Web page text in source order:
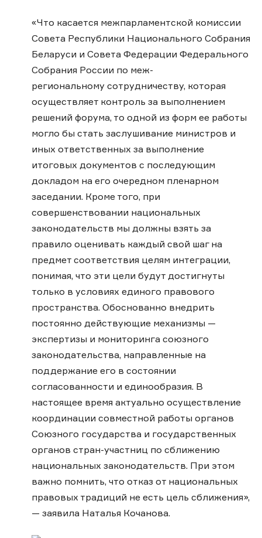
«Что касается межпарламентской комиссии
Совета Республики Национального Собрания
Беларуси и Совета Федерации Федерального
Собрания России по меж-
региональному сотрудничеству, которая
осуществляет контроль за выполнением
решений форума, то одной из форм ее работы
могло бы стать заслушивание министров и
иных ответственных за выполнение
итоговых документов с последующим
докладом на его очередном пленарном
заседании. Кроме того, при
совершенствовании национальных
законодательств мы должны взять за
правило оценивать каждый свой шаг на
предмет соответствия целям интеграции,
понимая, что эти цели будут достигнуты
только в условиях единого правового
пространства. Обоснованно внедрить
постоянно действующие механизмы —
экспертизы и мониторинга союзного
законодательства, направленные на
поддержание его в состоянии
согласованности и единообразия. В
настоящее время актуально осуществление
координации совместной работы органов
Союзного государства и государственных
органов стран-участниц по сближению
национальных законодательств. При этом
важно помнить, что отказ от национальных
правовых традиций не есть цель сближения»,
— заявила Наталья Кочанова.